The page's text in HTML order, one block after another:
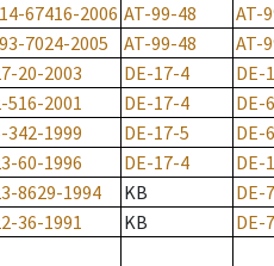
67416-2006 AT-99-48 AT-
7024-2005 AT-99-48 AT-
20-2003 DE-17-4 DE-
516-2001 DE-17-4 DE-
342-1999 DE-17-5 DE-
60-1996 DE-17-4 DE-
8629-1994 KB DE-
36-1991 KB DE-